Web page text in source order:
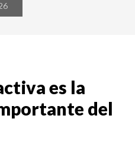
es la
del